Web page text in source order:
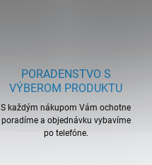
PORADENSTVO S
VÝBEROM PRODUKTU
S každým nákupom Vám ochotne
poradíme a objednávku vybavíme
po telefóne.